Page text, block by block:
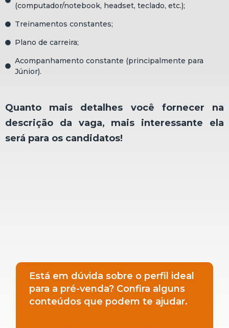
(computador/notebook, headset, teclado, etc.);
Treinamentos constantes;
Plano de carreira;
Acompanhamento constante (principalmente para
Júnior).
Quanto mais detalhes você fornecer na
descrição da vaga, mais interessante ela
será para os candidatos!
Está em dúvida sobre o perfil ideal
para a pré-venda? Confira alguns
conteúdos que podem te ajudar.